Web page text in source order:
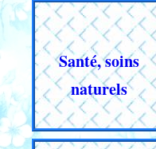
Santé, soins
naturels